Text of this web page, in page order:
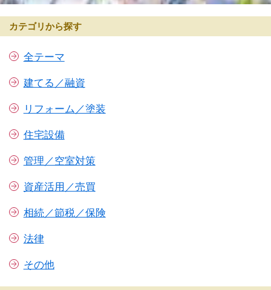
カテゴリから探す
全テーマ
建てる／融資
リフォーム／塗装
住宅設備
管理／空室対策
資産活用／売買
相続／節税／保険
法律
その他